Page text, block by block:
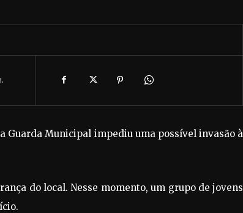
Guarda Municipal impediu uma possível invasão à
do local. Nesse momento, um grupo de jovens